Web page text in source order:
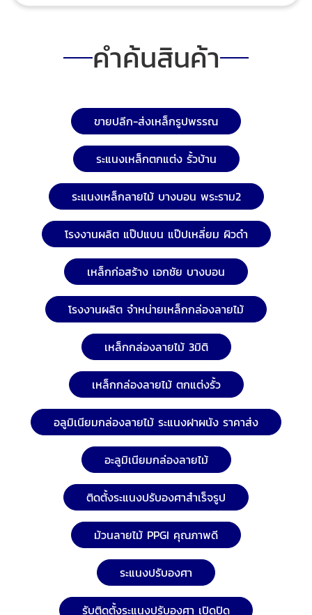
เหล็กกล่องสี่เหลี่ยมผืนผ้า (Rectangular Steel Tube)
เหล็กฉาก (Angle Steel)เหล็กฉากขนาดต่าง ๆ (มีขนาด
เหล็กไอบีม (I-Beam)เหล็กไอบีมหรือเหล็กที่มีรูปทรงตัวไอ
(I-Section) เหล็กเอชบีม (H-Beam)เหล็กเอชบีมหรือเหล็ก
ที่มีรูปทรงตัวเอช (H-Section) เหล็กไวด์แฟลงก์ (Wide
Flange)เหล็กไวด์แฟลงก์ที่มีรูปทรงคล้ายเอชบีม แต่มีความ
กว้างและความหนามากกว่า เหล็กแบน (Flat Bar)เหล็กแบน
ที่มีรูปทรงแบนและยาว เหล็กรางน้ำ (U-Channel)เหล็ก
รางน้ำที่มีรูปทรงคล้ายตัวอักษรยู (U-Section) เหล็กเพลา
(Round Bar)เหล็กเพลาหรือเหล็กเส้นกลม เหล็กแผ่น
(Steel Plate)เหล็กแผ่นหนาและบางที่ใช้ในงานหลากหลาย
เหล็กตัวที (T-Bar)เหล็กตัวทีที่มีรูปทรงคล้ายตัวอักษรที (T-
Section) เหล็กตัวแซด (Z-Bar)เหล็กตัวแซดที่มีรูปทรง
คล้ายตัวอักษรแซด (Z-Section) ช่องทางการติดต่อ บริษัท
ตะวันเมทัล จำกัด โทร.0-2450-3091 LINEID:
@tawanmetal Facebook: Tawanmetal เว็บไซต์:
https://www.tawanmetal.co.th/ อีเมล: sales5-
tawan@hotmail.com, sales3-tawan@hotmail.com
คำค้นสินค้า
ขายปลีก-ส่งเหล็กรูปพรรณ
ระแนงเหล็กตกแต่ง รั้วบ้าน
ระแนงเหล็กลายไม้ บางบอน พระราม2
โรงงานผลิต แป๊ปแบน แป๊ปเหลี่ยม ผิวดำ
เหล็กก่อสร้าง เอกชัย บางบอน
โรงงานผลิต จำหน่ายเหล็กกล่องลายไม้
เหล็กกล่องลายไม้ 3มิติ
เหล็กกล่องลายไม้ ตกแต่งรั้ว
อลูมิเนียมกล่องลายไม้ ระแนงฝาผนัง ราคาส่ง
อะลูมิเนียมกล่องลายไม้
ติดตั้งระแนงปรับองศาสำเร็จรูป
ม้วนลายไม้ PPGI คุณภาพดี
ระแนงปรับองศา
รับติดตั้งระแนงปรับองศา เปิดปิด